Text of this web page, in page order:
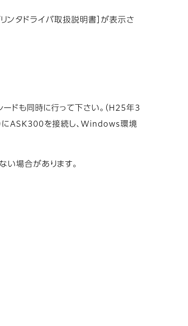
ンタドライバ取扱説明書］が表示さ
ドも同時に行って下さい。（H25年3
にASK300を接続し、Windows環境
い場合があります。